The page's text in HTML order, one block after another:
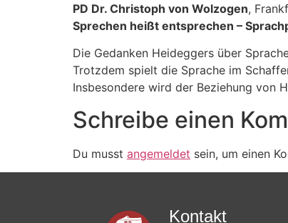
PD Dr. Christoph von Wolzogen,
Sprechen heißt entsprechen –
Die Gedanken Heideggers über
Trotzdem spielt die Sprache im
Insbesondere wird der Beziehung von
Schreibe einen
Du musst angemeldet sein, um einen
Kontakt